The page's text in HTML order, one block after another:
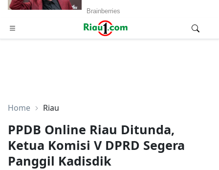
Home Riau
PPDB Online Riau Ditunda,
Ketua Komisi V DPRD Segera
Panggil Kadisdik